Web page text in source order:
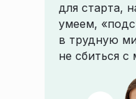
для старта,
умеем,
в трудную
не сбиться с